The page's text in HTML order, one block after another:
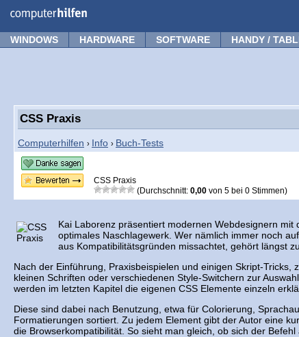
WINDOWS HARDWARE SOFTWARE HANDY /
CSS Praxis
Computerhilfen › Info › Buch-Tests
CSS Praxis
(Durchschnitt: 0,00 von 5 bei 0 Stimmen)
Kai Laborenz präsentiert modernen Webdesignern mit
optimales Naschlagewerk. Wer nämlich immer noch
aus Kompatibilitätsgründen missachtet, gehört längst
Nach der Einführung, Praxisbeispielen und einigen Skript-Tricks,
kleinen Schriften oder verschiedenen Style-Switchern zur
werden im letzten Kapitel die eigenen CSS Elemente einzeln
Diese sind dabei nach Benutzung, etwa für Colorierung,
Formatierungen sortiert. Zu jedem Element gibt der Autor eine
die Browserkompatibilität. So sieht man gleich, ob sich der Befehl